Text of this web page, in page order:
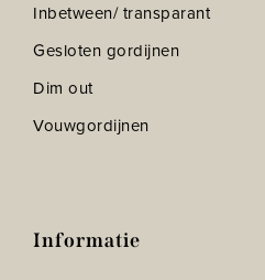
Inbetween/ transparant
Gesloten gordijnen
Dim out
Vouwgordijnen
Informatie